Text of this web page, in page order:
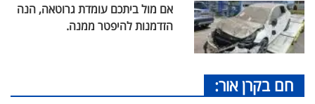
אם מול ביתכם עומדת גרוטאה, הנה
הזדמנות להיפטר ממנה.
חם בקרן אור: